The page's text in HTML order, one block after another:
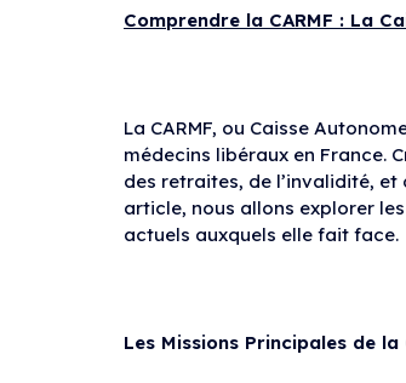
Comprendre la CARMF : La
La CARMF, ou Caisse
médecins libéraux en France.
des retraites, de l’invalidité,
article, nous allons explorer
actuels auxquels elle fait face.
Les Missions Principales de la